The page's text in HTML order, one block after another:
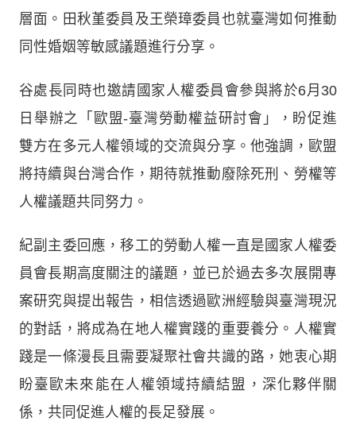
層面。田秋堇委員及王榮璋委員也就臺灣如何推動
同性婚姻等敏感議題進行分享。
谷處長同時也邀請國家人權委員會參與將於6月30
日舉辦之「歐盟-臺灣勞動權益研討會」，盼促進
雙方在多元人權領域的交流與分享。他強調，歐盟
將持續與台灣合作，期待就推動廢除死刑、勞權等
人權議題共同努力。
紀副主委回應，移工的勞動人權一直是國家人權委
員會長期高度關注的議題，並已於過去多次展開專
案研究與提出報告，相信透過歐洲經驗與臺灣現況
的對話，將成為在地人權實踐的重要養分。人權實
踐是一條漫長且需要凝聚社會共識的路，她衷心期
盼臺歐未來能在人權領域持續結盟，深化夥伴關
係，共同促進人權的長足發展。